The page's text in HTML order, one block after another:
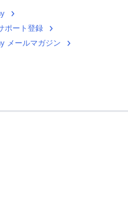
ポート登録
メールマガジン